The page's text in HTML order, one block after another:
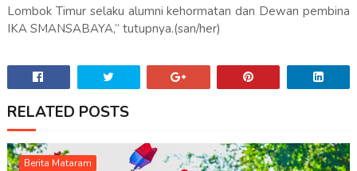
Lombok Timur selaku alumni kehormatan dan Dewan pembina
IKA SMANSABAYA,” tutupnya.(san/her)
RELATED POSTS
Berita Mataram